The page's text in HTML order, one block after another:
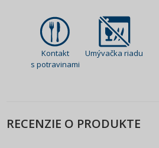
Kontakt
s potravinami
Umývačka riadu
RECENZIE O PRODUKTE